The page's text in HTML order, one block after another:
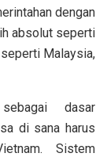
dengan
absolut seperti
Malaysia,
dasar
di sana harus
Sistem